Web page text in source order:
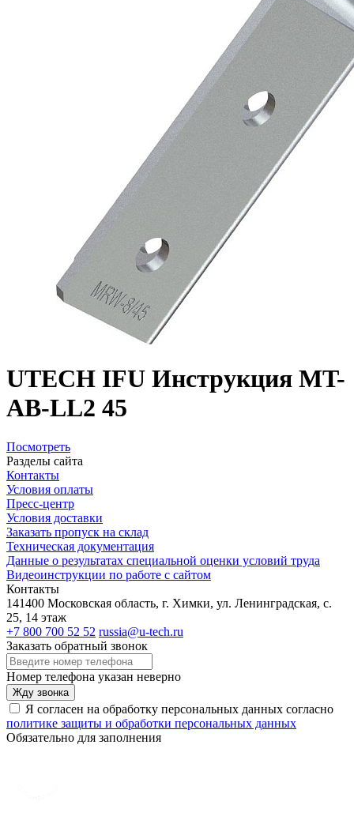
UTECH IFU Инструкция MT-
AB-LL2 45
Посмотреть
Разделы сайта
Контакты
Условия оплаты
Пресс-центр
Условия доставки
Заказать пропуск на склад
Техническая документация
Данные о результатах специальной оценки условий труда
Видеоинструкции по работе с сайтом
Контакты
141400 Московская область, г. Химки, ул. Ленинградская, с.
25, 14 этаж
+7 800 700 52 52 russia@u-tech.ru
Заказать обратный звонок
Номер телефона указан неверно
Жду звонка
Я согласен на обработку персональных данных согласно
политике защиты и обработки персональных данных
Обязательно для заполнения